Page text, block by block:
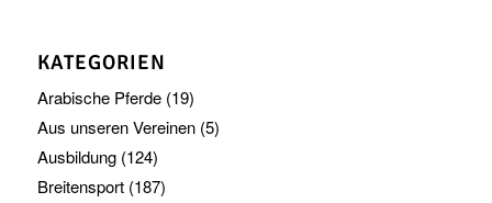
KATEGORIEN
Arabische Pferde(19)
Aus unseren Vereinen(5)
Ausbildung(124)
Breitensport(187)